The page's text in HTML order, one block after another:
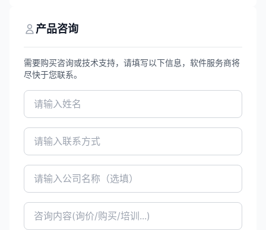
产品咨询
需要购买咨询或技术支持，请填写以下信息，软件服务商将
尽快于您联系。